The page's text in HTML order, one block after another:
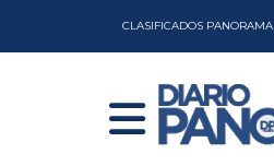
CLASIFICADOS PANORAMA